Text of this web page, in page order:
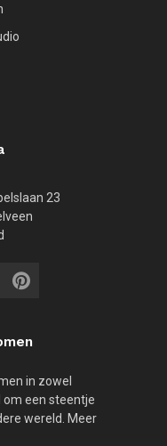
23
in zowel
om een steentje
wereld. Meer